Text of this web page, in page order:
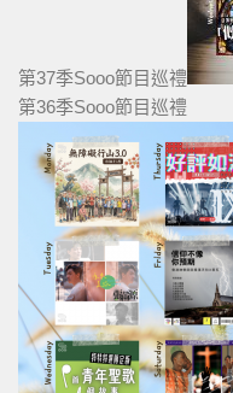
第37季Sooo節目巡禮
第36季Sooo節目巡禮